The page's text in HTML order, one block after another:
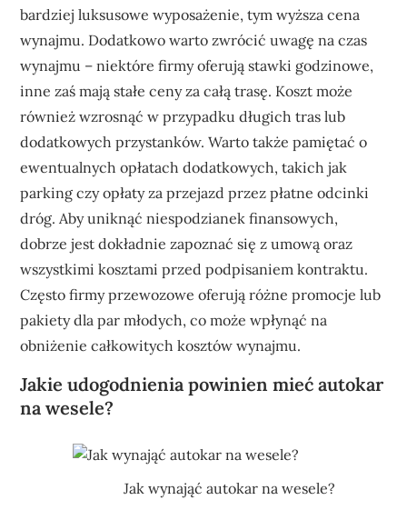
bardziej luksusowe wyposażenie, tym wyższa cena
wynajmu. Dodatkowo warto zwrócić uwagę na czas
wynajmu – niektóre firmy oferują stawki godzinowe,
inne zaś mają stałe ceny za całą trasę. Koszt może
również wzrosnąć w przypadku długich tras lub
dodatkowych przystanków. Warto także pamiętać o
ewentualnych opłatach dodatkowych, takich jak
parking czy opłaty za przejazd przez płatne odcinki
dróg. Aby uniknąć niespodzianek finansowych,
dobrze jest dokładnie zapoznać się z umową oraz
wszystkimi kosztami przed podpisaniem kontraktu.
Często firmy przewozowe oferują różne promocje lub
pakiety dla par młodych, co może wpłynąć na
obniżenie całkowitych kosztów wynajmu.
Jakie udogodnienia powinien mieć autokar
na wesele?
Jak wynająć autokar na wesele?